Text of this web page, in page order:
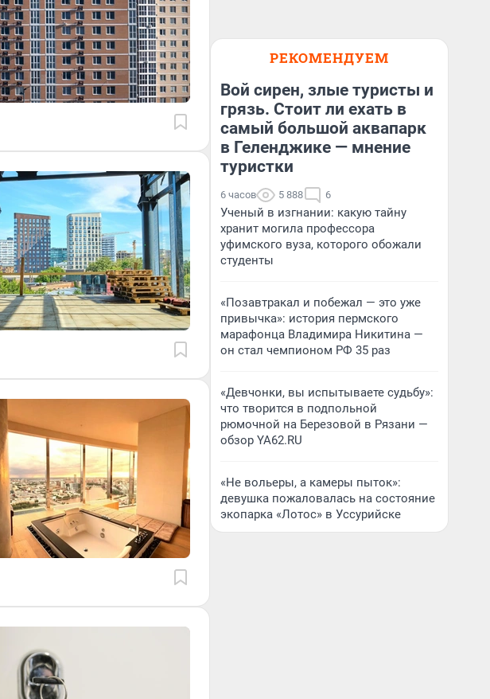
РЕКОМЕНДУЕМ
Вой сирен, злые туристы и
грязь. Стоит ли ехать в
самый большой аквапарк
в Геленджике — мнение
туристки
6 часов 5 888 6
Ученый в изгнании: какую тайну
хранит могила профессора
уфимского вуза, которого обожали
студенты
«Позавтракал и побежал — это уже
привычка»: история пермского
марафонца Владимира Никитина —
он стал чемпионом РФ 35 раз
«Девчонки, вы испытываете судьбу»:
что творится в подпольной
рюмочной на Березовой в Рязани —
обзор YA62.RU
«Не вольеры, а камеры пыток»:
девушка пожаловалась на состояние
экопарка «Лотос» в Уссурийске